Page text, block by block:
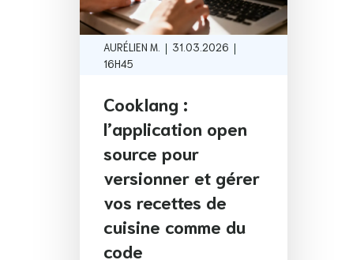
AURÉLIEN M. | 31.03.2026 |
16H45
Cooklang :
l’application open
source pour
versionner et gérer
vos recettes de
cuisine comme du
code